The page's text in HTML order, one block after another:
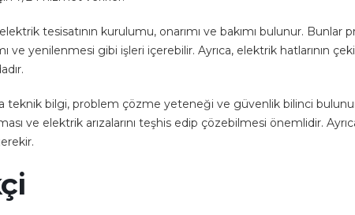
tesisatının kurulumu, onarımı ve bakımı bulunur. Bunlar
ve yenilenmesi gibi işleri içerebilir. Ayrıca, elektrik hatlarının
teknik bilgi, problem çözme yeteneği ve güvenlik bilinci
ve elektrik arızalarını teşhis edip çözebilmesi önemlidir.